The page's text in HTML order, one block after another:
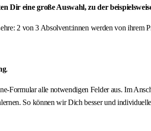
Dir eine große Auswahl, zu der
2 von 3 Absolvent:innen werden von ihrem
.
Formular alle notwendigen Felder aus. Im
So können wir Dich besser und